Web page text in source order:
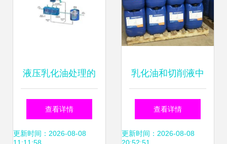
液压乳化油处理的
科學方法與实用技
术
查看详情
更新时间：2026-08-08
乳化油和切削液中
常用的几款杀菌剂
及其作用机制
查看详情
更新时间：2026-08-08